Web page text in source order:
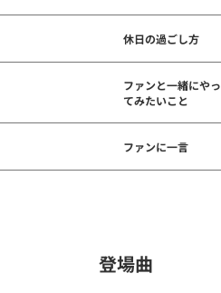
休日の過ごし方
ファンと一緒にやっ
てみたいこと
ファンに一言
登場曲